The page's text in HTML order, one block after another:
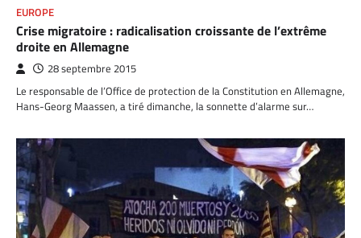
EUROPE
Crise migratoire : radicalisation croissante de l’extrême
droite en Allemagne
28 septembre 2015
Le responsable de l’Office de protection de la Constitution en Allemagne,
Hans-Georg Maassen, a tiré dimanche, la sonnette d’alarme sur…